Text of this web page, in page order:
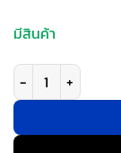
มีสินค้า
จำนวน Hoda รุ่น